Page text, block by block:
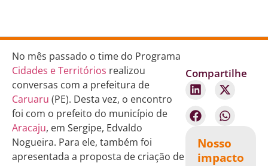
Compartilhe
Nosso
impacto
No mês passado o time do Programa
Cidades e Territórios realizou
conversas com a prefeitura de
Caruaru (PE). Desta vez, o encontro
foi com o prefeito do município de
Aracaju, em Sergipe, Edvaldo
Nogueira. Para ele, também foi
apresentada a proposta de criação de